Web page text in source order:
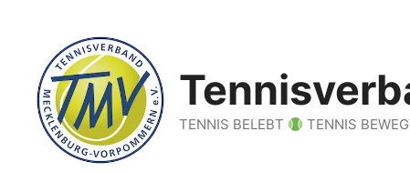
springen
TENNIS BELEBT TENNIS